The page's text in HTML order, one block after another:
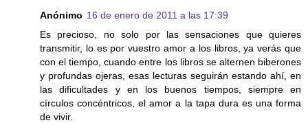
Anónimo 16 de enero de 2011 a las 17:39
Es precioso, no solo por las sensaciones que quieres
transmitir, lo es por vuestro amor a los libros, ya verás que
con el tiempo, cuando entre los libros se alternen biberones
y profundas ojeras, esas lecturas seguirán estando ahí, en
las dificultades y en los buenos tiempos, siempre en
círculos concéntricos, el amor a la tapa dura es una forma
de vivir.